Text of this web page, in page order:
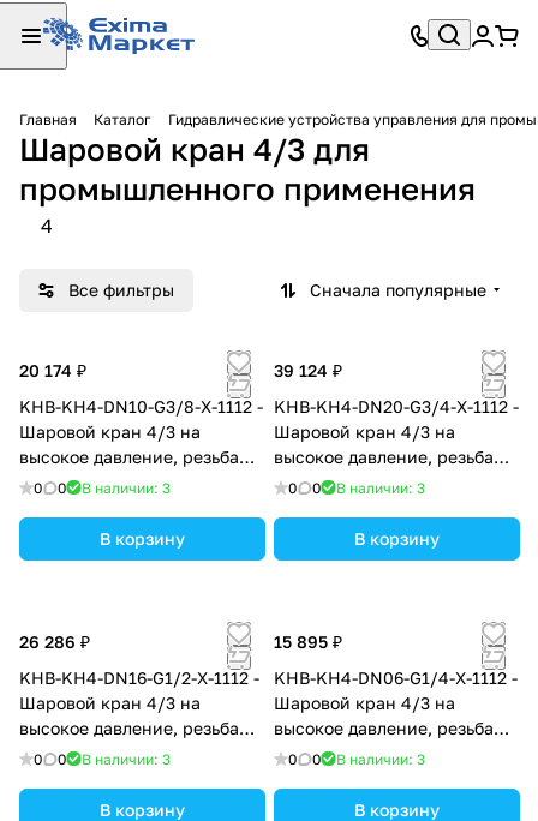
Главная Каталог Гидравлические устройства управления для
Шаровой кран 4/3 для
промышленного применения
4
Все фильтры Сначала популярные
20 174 ₽
KHB-KH4-DN10-G3/8-X-1112 -
Шаровой кран 4/3 на
высокое давление, резьба
G3/8", закрытые центры
0 0 В наличии: 3
В корзину
39 124 ₽
KHB-KH4-DN20-G3/4-X-1112 -
Шаровой кран 4/3 на
высокое давление, резьба
G3/4", закрытые центры
0 0 В наличии: 3
В корзину
26 286 ₽
KHB-KH4-DN16-G1/2-X-1112 -
Шаровой кран 4/3 на
высокое давление, резьба
G1/2", закрытые центры
0 0 В наличии: 3
В корзину
15 895 ₽
KHB-KH4-DN06-G1/4-X-1112 -
Шаровой кран 4/3 на
высокое давление, резьба
G1/4", закрытые центры
0 0 В наличии: 3
В корзину